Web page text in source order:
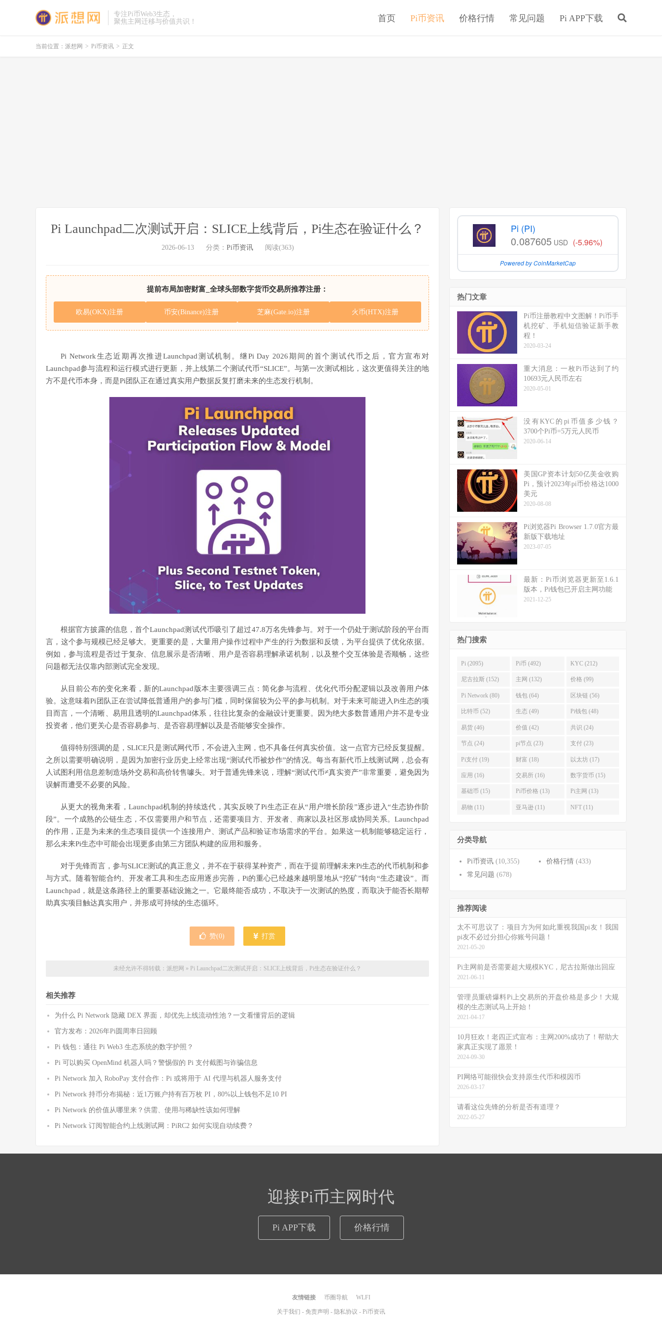
专注Pi币Web3生态，
聚焦主网迁移与价值共识！
首页 Pi币资讯 价格行情 常见问题 Pi APP下载
当前位置： 派想网 > Pi币资讯 > 正文
Pi Launchpad二次测试开启：SLICE上线背后，Pi生态在验证什么？
2026-06-13 分类： Pi币资讯 阅读(363)
提前布局加密财富_全球头部数字货币交易所推荐注册：
欧易(OKX)注册 币安(Binance)注册 芝麻(Gate.io)注册 火币(HTX)注册
Pi Network生态近期再次推进Launchpad测试机制。继Pi Day 2026期间的首个测试代币之后，官方宣布对
Launchpad参与流程和运行模式进行更新，并上线第二个测试代币“SLICE”。与第一次测试相比，这次更值得关注的地
方不是代币本身，而是Pi团队正在通过真实用户数据反复打磨未来的生态发行机制。
根据官方披露的信息，首个Launchpad测试代币吸引了超过47.8万名先锋参与。对于一个仍处于测试阶段的平台而
言，这个参与规模已经足够大。更重要的是，大量用户操作过程中产生的行为数据和反馈，为平台提供了优化依据。
例如，参与流程是否过于复杂、信息展示是否清晰、用户是否容易理解承诺机制，以及整个交互体验是否顺畅，这些
问题都无法仅靠内部测试完全发现。
从目前公布的变化来看，新的Launchpad版本主要强调三点：简化参与流程、优化代币分配逻辑以及改善用户体
验。这意味着Pi团队正在尝试降低普通用户的参与门槛，同时保留较为公平的参与机制。对于未来可能进入Pi生态的项
目而言，一个清晰、易用且透明的Launchpad体系，往往比复杂的金融设计更重要。因为绝大多数普通用户并不是专业
投资者，他们更关心是否容易参与、是否容易理解以及是否能够安全操作。
值得特别强调的是，SLICE只是测试网代币，不会进入主网，也不具备任何真实价值。这一点官方已经反复提醒。
之所以需要明确说明，是因为加密行业历史上经常出现“测试代币被炒作”的情况。每当有新代币上线测试网，总会有
人试图利用信息差制造场外交易和高价转售噱头。对于普通先锋来说，理解“测试代币≠真实资产”非常重要，避免因为
误解而遭受不必要的风险。
从更大的视角来看，Launchpad机制的持续迭代，其实反映了Pi生态正在从“用户增长阶段”逐步进入“生态协作阶
段”。一个成熟的公链生态，不仅需要用户和节点，还需要项目方、开发者、商家以及社区形成协同关系。Launchpad
的作用，正是为未来的生态项目提供一个连接用户、测试产品和验证市场需求的平台。如果这一机制能够稳定运行，
那么未来Pi生态中可能会出现更多由第三方团队构建的应用和服务。
对于先锋而言，参与SLICE测试的真正意义，并不在于获得某种资产，而在于提前理解未来Pi生态的代币机制和参
与方式。随着智能合约、开发者工具和生态应用逐步完善，Pi的重心已经越来越明显地从“挖矿”转向“生态建设”。而
Launchpad，就是这条路径上的重要基础设施之一。它最终能否成功，不取决于一次测试的热度，而取决于能否长期帮
助真实项目触达真实用户，并形成可持续的生态循环。
赞(0) 打赏
未经允许不得转载： 派想网 » Pi Launchpad二次测试开启：SLICE上线背后，Pi生态在验证什么？
相关推荐
为什么 Pi Network 隐藏 DEX 界面，却优先上线流动性池？一文看懂背后的逻辑
官方发布：2026年Pi圆周率日回顾
Pi 钱包：通往 Pi Web3 生态系统的数字护照？
Pi 可以购买 OpenMind 机器人吗？警惕假的 Pi 支付截图与诈骗信息
Pi Network 加入 RoboPay 支付合作：Pi 或将用于 AI 代理与机器人服务支付
Pi Network 持币分布揭秘：近1万账户持有百万枚 PI，80%以上钱包不足10 PI
Pi Network 的价值从哪里来？供需、使用与稀缺性该如何理解
Pi Network 订阅智能合约上线测试网：PiRC2 如何实现自动续费？
Pi (PI)
0.087605 USD (-5.96%)
Powered by CoinMarketCap
热门文章
Pi币注册教程中文图解！Pi币手
机挖矿、手机短信验证新手教
程！
2020-03-24
重大消息：一枚Pi币达到了约
10693元人民币左右
2020-05-01
没有KYC的pi币值多少钱？
3700个Pi币=5万元人民币
2020-06-14
美国GP资本计划50亿美金收购
Pi，预计2023年pi币价格达1000
美元
2020-08-08
Pi浏览器Pi Browser 1.7.0官方最
新版下载地址
2023-07-05
最新：Pi币浏览器更新至1.6.1
版本，Pi钱包已开启主网功能
2021-12-25
热门搜索
Pi (2095) Pi币 (492) KYC (212)
尼古拉斯 (152) 主网 (132) 价格 (99)
Pi Network (80) 钱包 (64) 区块链 (56)
比特币 (52) 生态 (49) Pi钱包 (48)
易货 (46) 价值 (42) 共识 (24)
节点 (24) pi节点 (23) 支付 (23)
Pi支付 (19) 财富 (18) 以太坊 (17)
应用 (16) 交易所 (16) 数字货币 (15)
基础币 (15) Pi币价格 (13) Pi主网 (13)
易物 (11) 亚马逊 (11) NFT (11)
分类导航
Pi币资讯 (10,355) 价格行情 (433)
常见问题 (678)
推荐阅读
太不可思议了：项目方为何如此重视我国pi友！我国
pi友不必过分担心你账号问题！
2021-05-20
Pi主网前是否需要超大规模KYC，尼古拉斯做出回应
2021-06-11
管理员重磅爆料Pi上交易所的开盘价格是多少！大规
模的生态测试马上开始！
2021-04-17
10月狂欢！老四正式宣布：主网200%成功了！帮助大
家真正实现了愿景！
2024-09-30
PI网络可能很快会支持原生代币和模因币
2026-03-17
请看这位先锋的分析是否有道理？
2022-05-27
迎接Pi币主网时代
Pi APP下载 价格行情
友情链接 币圈导航 WLFI
关于我们 - 免责声明 - 隐私协议 - Pi币资讯